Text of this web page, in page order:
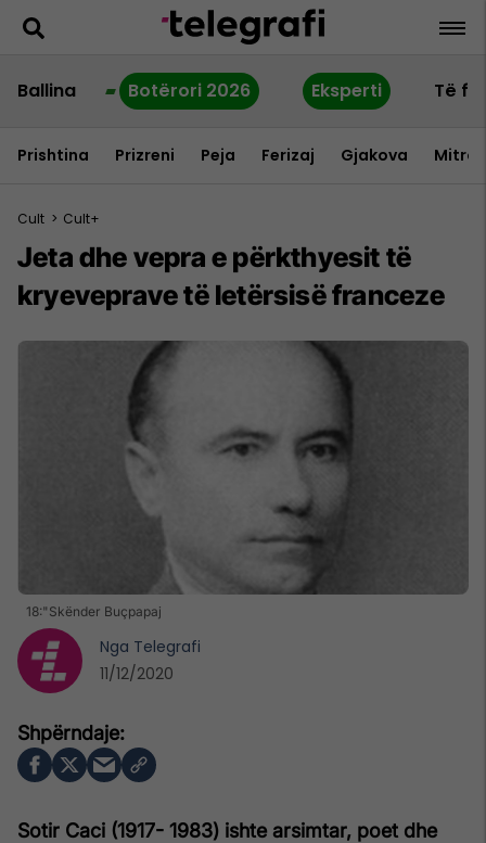
Ballina Botërori 2026 Eksperti Të
Prishtina Prizreni Peja Ferizaj Gjakova
Cult > Cult+
Jeta dhe vepra e përkthyesit të
kryeveprave të letërsisë franceze
18:"Skënder Buçpapaj
Sotir Caci (1917- 1983) ishte arsimtar, poet dhe
Nga Telegrafi
11/12/2020